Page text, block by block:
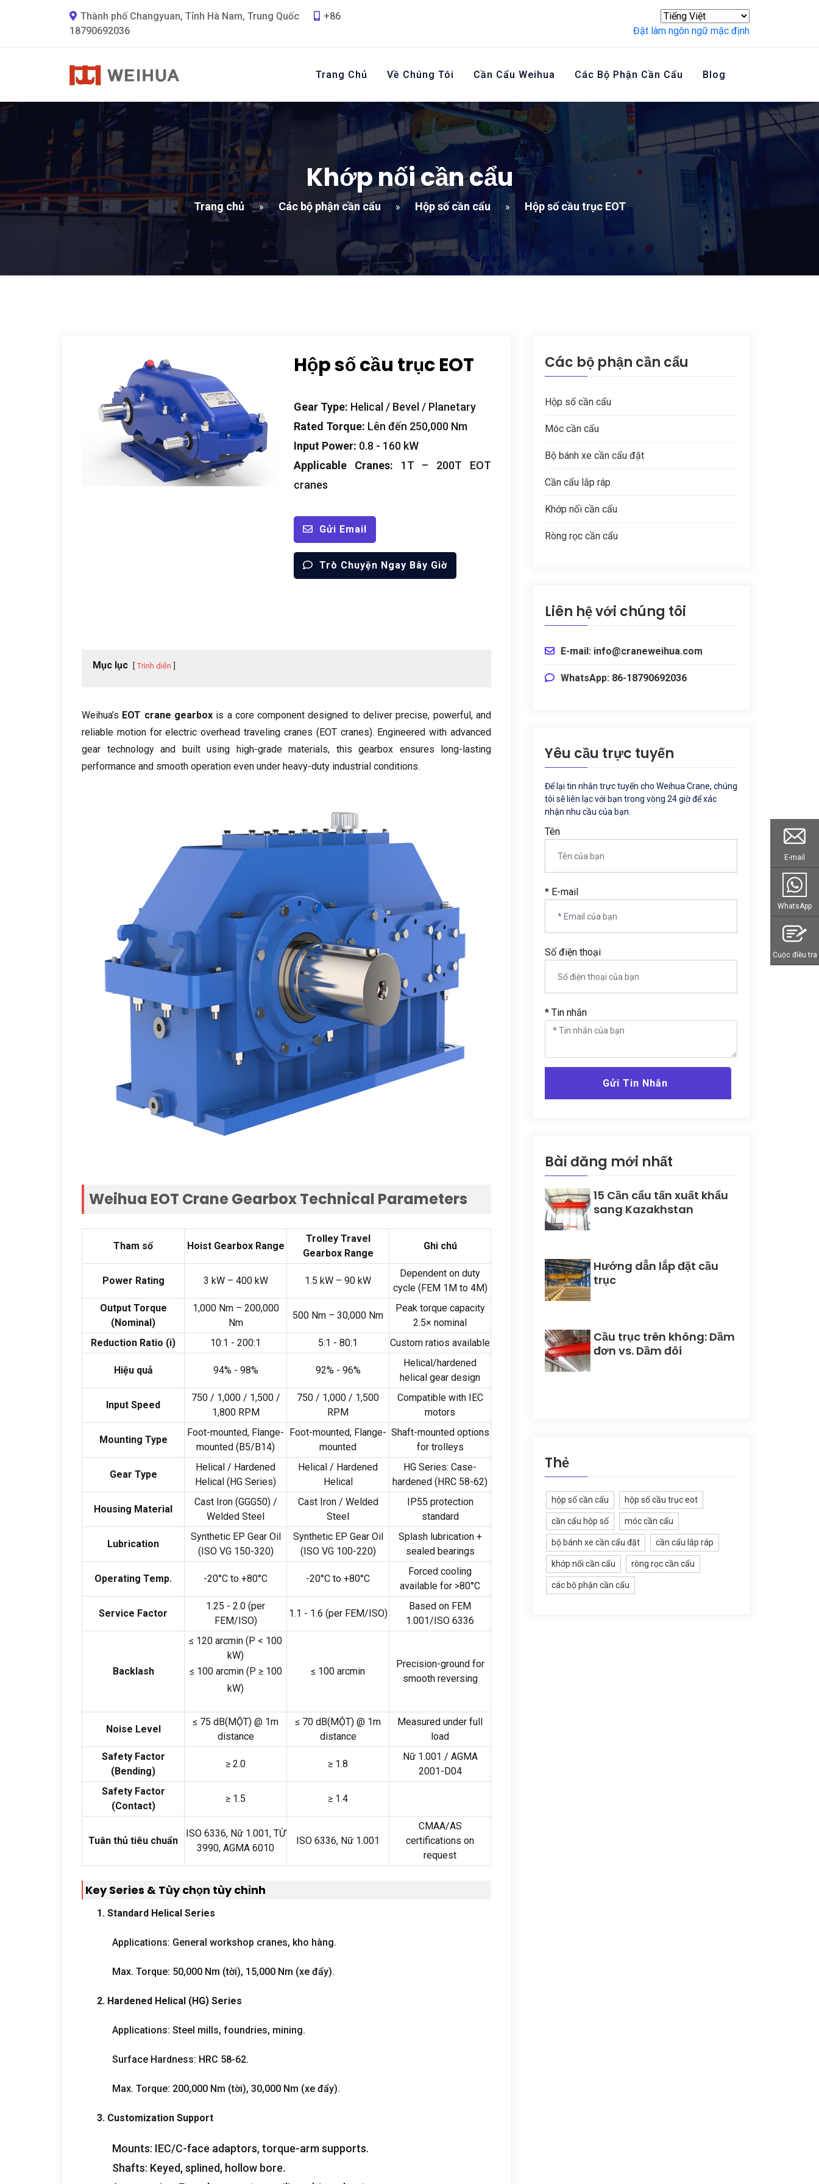
Thành phố Changyuan, Tỉnh Hà Nam, Trung Quốc
+86
18790692036
Đặt làm ngôn ngữ mặc định
Trang Chủ Về Chúng Tôi Cần Cẩu Weihua Các Bộ Phận Cần Cẩu Blog
Liên Hệ Với Chúng Tôi
Khớp nối cần cẩu
Trang chủ » Các bộ phận cần cẩu » Hộp số cần cẩu » Hộp số cầu trục EOT
Hộp số cầu trục EOT
Gear Type: Helical / Bevel / Planetary
Rated Torque: Lên đến 250,000 Nm
Input Power: 0.8 - 160 kW
Applicable Cranes: 1T – 200T EOT
cranes
Gửi Email
Trò Chuyện Ngay Bây Giờ
Mục lục Trình diễn
Weihua’s EOT crane gearbox is a core component designed to deliver precise, powerful,and
reliable motion for electric overhead traveling cranes (EOT cranes). Engineered with advanced
gear technology and built using high-grade materials, this gearbox ensures long-lasting
performance and smooth operation even under heavy-duty industrial conditions.
Weihua EOT Crane Gearbox Technical Parameters
Tham số Hoist Gearbox Range
Trolley Travel
Gearbox Range
Ghi chú
Power Rating 3 kW – 400 kW 1.5 kW – 90 kW
Dependent on duty
cycle(FEM 1M to 4M)
Output Torque
(Nominal)
1,000 Nm – 200,000
Nm
500 Nm – 30,000 Nm
Peak torque capacity
2.5× nominal
Reduction Ratio (i) 10:1 - 200:1 5:1 - 80:1 Custom ratios available
Hiệu quả 94% - 98% 92% - 96%
Helical/hardened
helical gear design
Input Speed
750 / 1,000 / 1,500 /
1,800 RPM
750 / 1,000 / 1,500
RPM
Compatible with IEC
motors
Mounting Type
Foot-mounted, Flange-
mounted (B5/B14)
Foot-mounted, Flange-
mounted
Shaft-mounted options
for trolleys
Gear Type
Helical / Hardened
Helical (HG Series)
Helical / Hardened
Helical
HG Series: Case-
hardened (HRC 58-62)
Housing Material
Cast Iron(GGG50) /
Welded Steel
Cast Iron/ Welded
Steel
IP55 protection
standard
Lubrication
Synthetic EP Gear Oil
(ISO VG150-320)
Synthetic EP Gear Oil
(ISO VG100-220)
Splash lubrication+
sealed bearings
Operating Temp. -20°C to +80°C -20°C to +80°C
Forced cooling
available for >80°C
Service Factor
1.25 - 2.0 (per
FEM/ISO)
1.1 - 1.6 (per FEM/ISO)
Based on FEM
1.001/ISO 6336
Backlash
≤ 120 arcmin (P < 100
kW)
≤ 100 arcmin(P ≥100
kW)
≤ 100 arcmin
Precision-ground for
smooth reversing
Noise Level
≤ 75 dB(MỘT) @ 1m
distance
≤ 70 dB(MỘT) @ 1m
distance
Measured under full
load
Safety Factor
(Bending)
≥ 2.0 ≥ 1.8
Nữ 1.001 / AGMA
2001-D04
Safety Factor
(Contact)
≥ 1.5 ≥ 1.4
Tuân thủ tiêu chuẩn
ISO 6336, Nữ 1.001, TỪ
3990, AGMA 6010
ISO 6336, Nữ 1.001
CMAA/AS
certifications on
request
Key Series & Tùy chọn tùy chỉnh
1. Standard Helical Series
Applications: General workshop cranes, kho hàng.
Max. Torque: 50,000 Nm (tời), 15,000 Nm (xe đẩy).
2. Hardened Helical (HG) Series
Applications: Steel mills, foundries, mining.
Surface Hardness: HRC 58-62.
Max. Torque: 200,000 Nm (tời), 30,000 Nm (xe đẩy).
3. Customization Support
Mounts: IEC/C-face adaptors,torque-arm supports.
Shafts: Keyed,splined, hollow bore.
Các bộ phận cần cẩu
Hộp số cần cẩu
Móc cần cẩu
Bộ bánh xe cần cẩu đặt
Cần cẩu lắp ráp
Khớp nối cần cẩu
Ròng rọc cần cẩu
Liên hệ với chúng tôi
E-mail: info@craneweihua.com
WhatsApp: 86-18790692036
Yêu cầu trực tuyến
Để lại tin nhắn trực tuyến cho Weihua Crane, chúng
tôi sẽ liên lạc với bạn trong vòng 24 giờ để xác
nhận nhu cầu của bạn.
Tên
* E-mail
Số điện thoại
* Tin nhắn
Gửi Tin Nhắn
Bài đăng mới nhất
15 Cần cẩu tấn xuất khẩu
sang Kazakhstan
Hướng dẫn lắp đặt cầu
trục
Cầu trục trên không: Dầm
đơn vs. Dầm đôi
Thẻ
hộp số cần cẩu hộp số cầu trục eot
cần cẩu hộp số móc cần cẩu
bộ bánh xe cần cẩu đặt cần cẩu lắp ráp
khớp nối cần cẩu ròng rọc cần cẩu
các bộ phận cần cẩu
E-mail
WhatsApp
Cuộc điều tra